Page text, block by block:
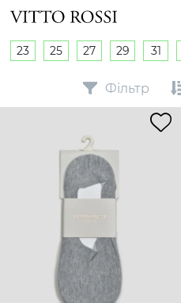
23 25 27 29 31
Фільтр